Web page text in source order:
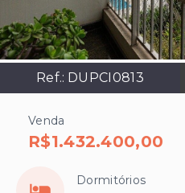
Ref.: DUPCI0813
Venda
R$1.432.400,00
Dormitórios